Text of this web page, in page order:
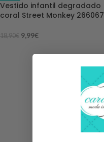
Vestido infantil degradado
coral Street Monkey 266067
18,90€ 9,99€